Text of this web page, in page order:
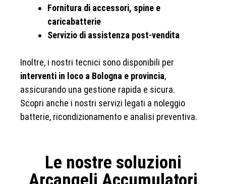
Fornitura di accessori, spine e
caricabatterie
Servizio di assistenza post-vendita
Inoltre, i nostri tecnici sono disponibili per
interventi in loco a Bologna e provincia,
assicurando una gestione rapida e sicura.
Scopri anche i nostri servizi legati a noleggio
batterie, ricondizionamento e analisi preventiva.
Le nostre soluzioni